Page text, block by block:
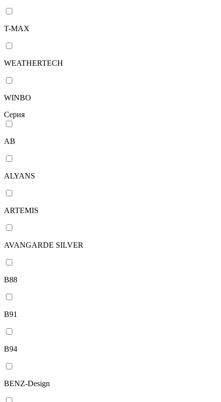
T-MAX
WEATHERTECH
WINBO
Серия
AB
ALYANS
ARTEMIS
AVANGARDE SILVER
B88
B91
B94
BENZ-Design